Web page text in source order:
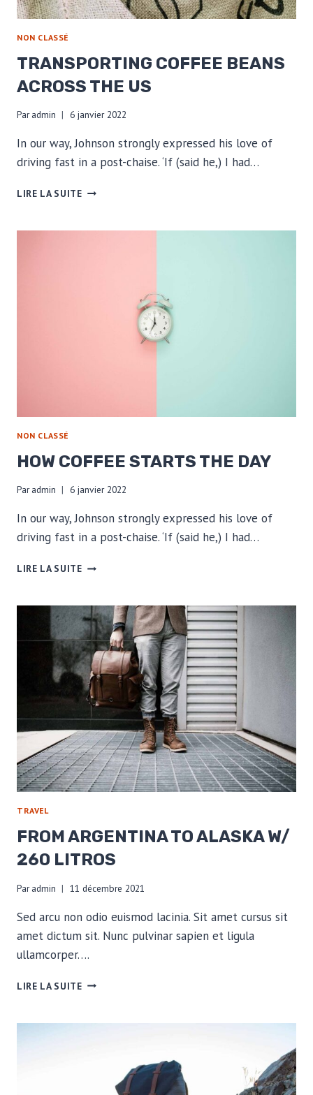
NON CLASSÉ
TRANSPORTING COFFEE BEANS
ACROSS THE US
Par admin 6 janvier 2022
In our way, Johnson strongly expressed his love of
driving fast in a post-chaise. ‘If (said he,) I had…
LIRE LA SUITETRANSPORTING
ACROSS
NON CLASSÉ
HOW COFFEE STARTS THE DAY
Par admin 6 janvier 2022
In our way, Johnson strongly expressed his love of
driving fast in a post-chaise. ‘If (said he,) I had…
LIRE LA SUITEHOW
THE
DAY
TRAVEL
FROM ARGENTINA TO ALASKA W/
260 LITROS
Par admin 11 décembre 2021
Sed arcu non odio euismod lacinia. Sit amet cursus sit
amet dictum sit. Nunc pulvinar sapien et ligula
ullamcorper….
LIRE LA SUITEFROM
ALASKA